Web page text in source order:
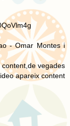
- Omar Montes i
vegades
apareix content